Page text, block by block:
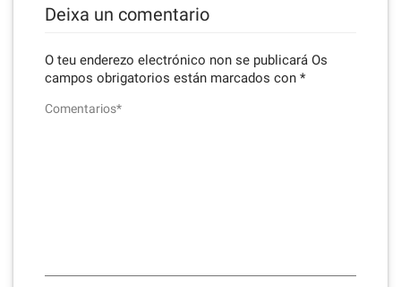
Deixa un comentario
O teu enderezo electrónico non se publicará Os
campos obrigatorios están marcados con *
Comentarios*